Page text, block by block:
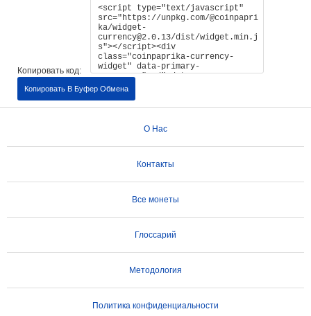
Копировать код:
Копировать В Буфер Обмена
О Нас
Контакты
Все монеты
Глоссарий
Методология
Политика конфиденциальности